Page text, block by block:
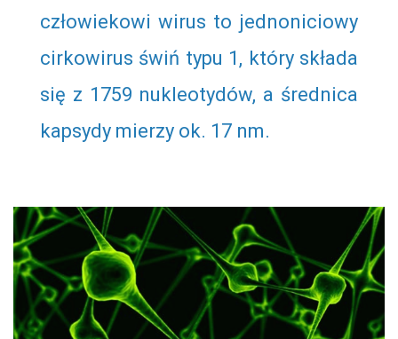
człowiekowi wirus to jednoniciowy
cirkowirus świń typu 1, który składa
się z 1759 nukleotydów, a średnica
kapsydy mierzy ok. 17 nm.